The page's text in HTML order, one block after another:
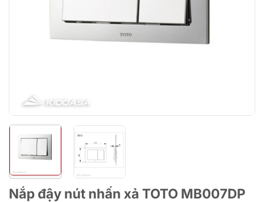
Nắp đậy nút nhấn xả TOTO MB007DP